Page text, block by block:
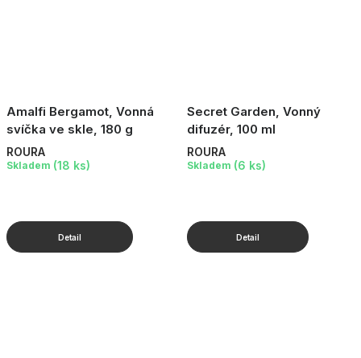
Amalfi Bergamot, Vonná
svíčka ve skle, 180 g
ROURA
Skladem (18 ks)
Secret Garden, Vonný
difuzér, 100 ml
ROURA
Skladem (6 ks)